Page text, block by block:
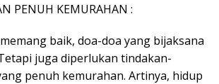
PENUH KEMURAHAN :
baik, doa-doa yang bijaksana
juga diperlukan tindakan-
penuh kemurahan. Artinya, hidup